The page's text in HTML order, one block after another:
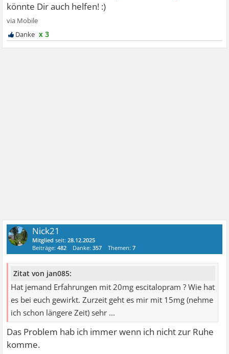
x 3
Nick21
Mitglied seit:28.12.2025
Beiträge:482 Danke:357 Themen:7
Zitat von jan085:
Hat jemand Erfahrungen mit 20mg escitalopram ? Wie hat
es bei euch gewirkt. Zurzeit geht es mir mit 15mg (nehme
ich schon längere Zeit) sehr ...
Das Problem hab ich immer wenn ich nicht zur Ruhe
komme.